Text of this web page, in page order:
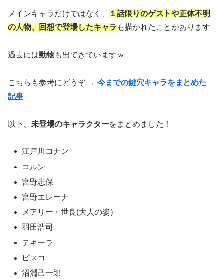
メインキャラだけではなく、
１話限りのゲストや正体不明
の人物、回想で登場したキャラ も描かれたことがあります
過去には動物も出てきていますｗ
こちらも参考にどうぞ → 今までの鍵穴キャラをまとめた
記事
以下、 未登場のキャラクターをまとめました！
江戸川コナン
コルン
宮野志保
宮野エレーナ
メアリー・世良(大人の姿）
羽田浩司
テキーラ
ピスコ
沼淵己一郎